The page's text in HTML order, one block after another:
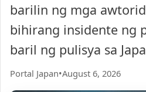
barilin ng mga
bihirang insidente ng
baril ng pulisya sa
Portal Japan•August 6, 2026